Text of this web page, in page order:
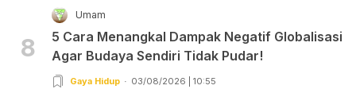
8
Umam
5 Cara Menangkal Dampak Negatif Globalisasi
Agar Budaya Sendiri Tidak Pudar!
Gaya Hidup 03/08/2026 | 10:55